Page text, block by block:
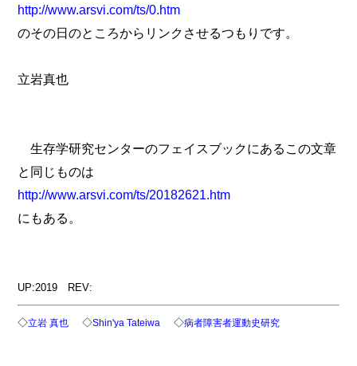
http://www.arsvi.com/ts/0.htm
のその日のところからリンクさせるつもりです。
立岩真也
生存学研究センターのフェイスブックにあるこの文章
と同じものは
http://www.arsvi.com/ts/20182621.htm
にもある。
UP:2019 REV:
◇立岩 真也 ◇Shin'ya Tateiwa ◇病者障害者運動史研究